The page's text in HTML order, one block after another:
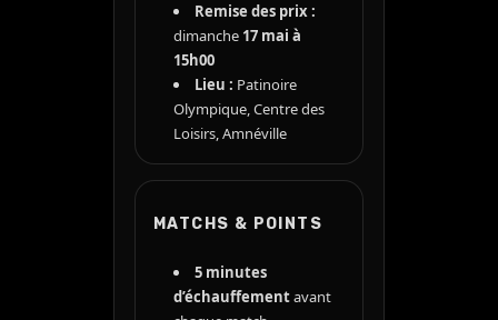
Remise des prix :
dimanche 17 mai à
15h00
Lieu : Patinoire
Olympique, Centre des
Loisirs, Amnéville
MATCHS & POINTS
5 minutes
d’échauffementavant